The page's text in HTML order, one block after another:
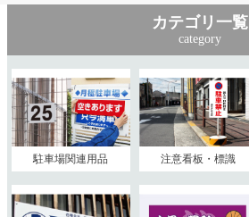
カテゴリ一覧
category
駐車場関連用品 注意看板・標識